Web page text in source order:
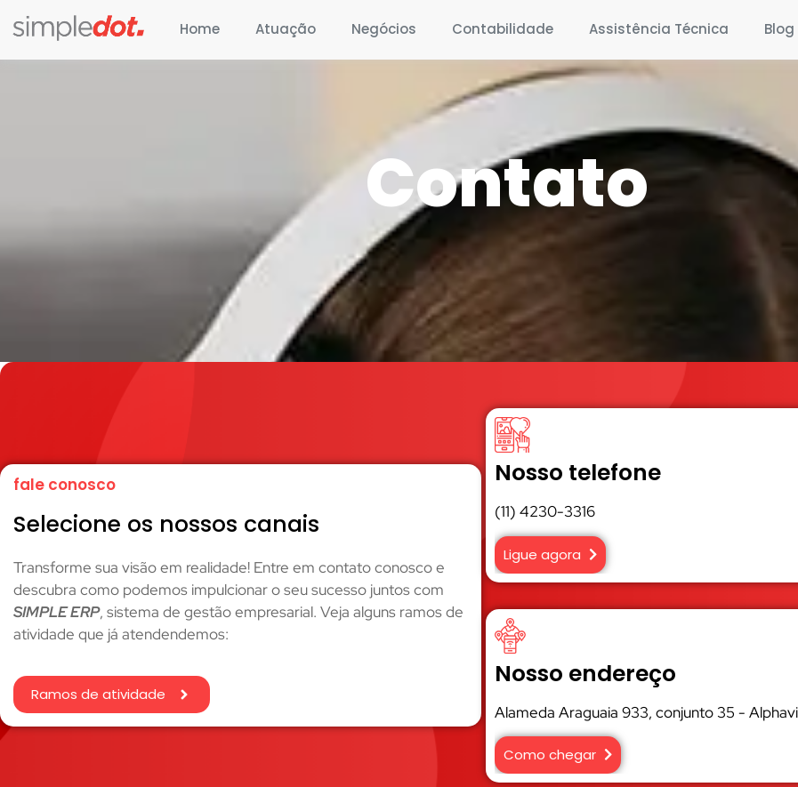
Home Atuação Negócios Contabilidade Assistência Técnica Blog
Contato
fale conosco
Selecione os nossos canais
Transforme sua visão em realidade! Entre em contato conosco e
descubra como podemos impulcionar o seu sucesso juntos com
SIMPLE ERP, sistema de gestão empresarial. Veja alguns ramos de
atividade que já atendendemos:
Ramos de atividade
Nosso telefone
(11) 4230-3316
Ligue agora
Nosso endereço
Alameda Araguaia 933, conjunto 35 -
Como chegar